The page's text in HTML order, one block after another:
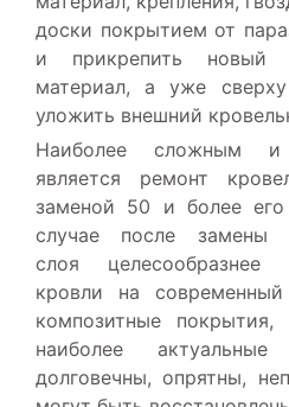
доски покрытием от
и прикрепить новый
материал, а уже
уложить внешний
Наиболее сложным и
является ремонт
заменой 50 и более
случае после замены
слоя целесообразнее
кровли на
композитные покрытия,
наиболее
долговечны, опрятны,